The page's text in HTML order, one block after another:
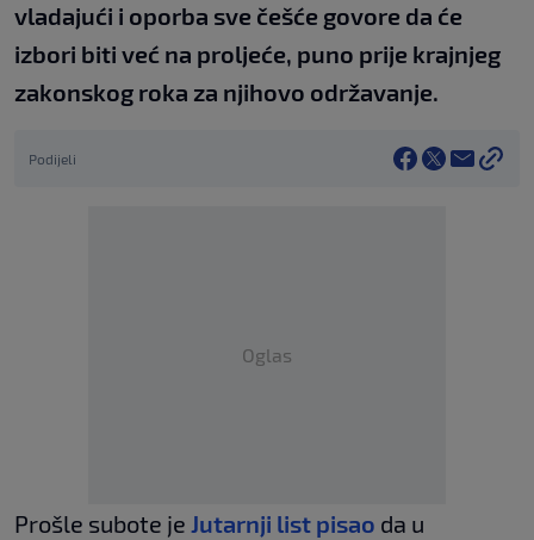
vladajući i oporba sve češće govore da će
izbori biti već na proljeće, puno prije krajnjeg
zakonskog roka za njihovo održavanje.
Podijeli
Oglas
Prošle subote je Jutarnji list pisao da u